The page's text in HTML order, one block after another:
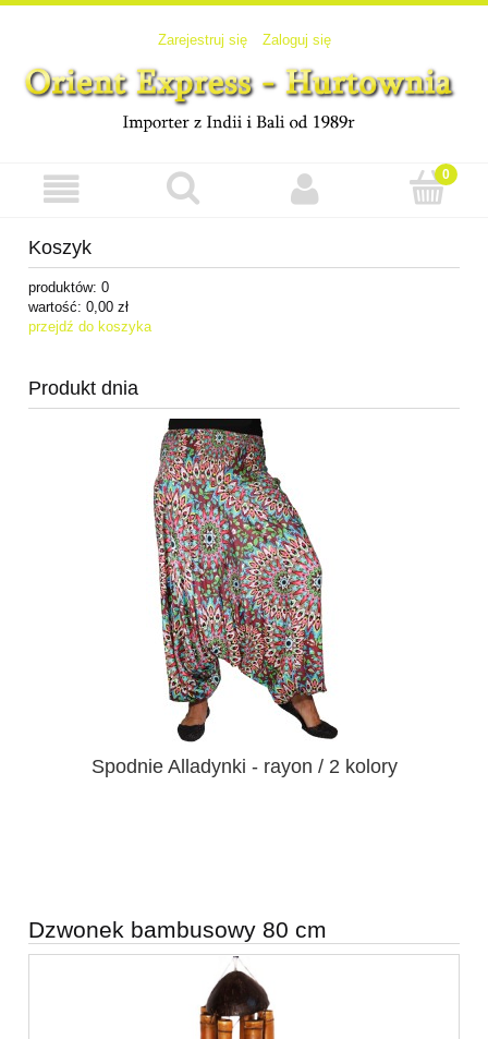
Zarejestruj się Zaloguj się
Koszyk
produktów: 0
wartość: 0,00 zł
przejdź do koszyka
Produkt dnia
Spodnie Alladynki - rayon / 2 kolory
Dzwonek bambusowy 80 cm